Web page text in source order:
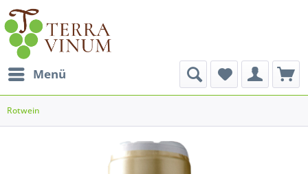
Menü
Rotwein